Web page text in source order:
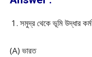
সমুদ্র থেকে ভূমি উদ্ধার
(A) ভারত